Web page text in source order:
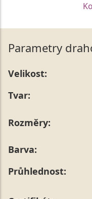
Parametry
Velikost:
Tvar:
Rozměry:
Barva:
Průhlednost: